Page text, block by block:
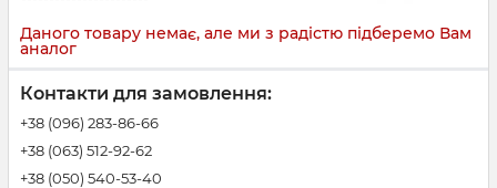
Даного товару немає, але ми з радістю підберемо Вам
аналог
Контакти для замовлення:
+38 (096) 283-86-66
+38 (063) 512-92-62
+38 (050) 540-53-40